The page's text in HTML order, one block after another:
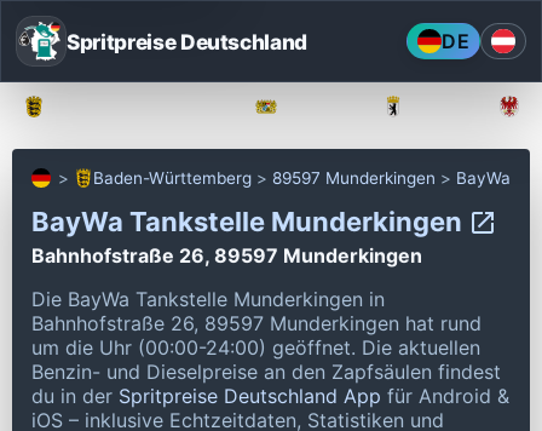
Spritpreise Deutschland DE
Baden-Württemberg 89597 Munderkingen BayWa
BayWa Tankstelle Munderkingen
Bahnhofstraße 26, 89597 Munderkingen
Die BayWa Tankstelle Munderkingen in
Bahnhofstraße 26, 89597 Munderkingen hat rund
um die Uhr (00:00-24:00) geöffnet. Die aktuellen
Benzin- und Dieselpreise an den Zapfsäulen findest
du in der Spritpreise Deutschland App für Android &
iOS – inklusive Echtzeitdaten, Statistiken und